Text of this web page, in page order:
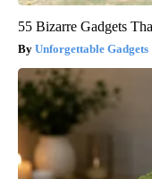
55 Bizarre Gadgets
Unforgettable Gadgets